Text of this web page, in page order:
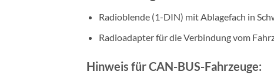
Radioblende (1-DIN) mit Ablagefach in
Radioadapter für die Verbindung vom
Hinweis für CAN-BUS-Fahrzeuge: